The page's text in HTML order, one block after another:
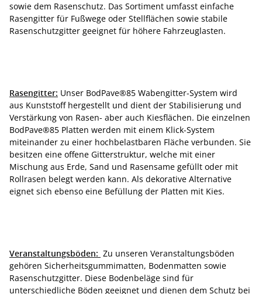
sowie dem Rasenschutz. Das Sortiment umfasst einfache
Rasengitter für Fußwege oder Stellflächen sowie stabile
Rasenschutzgitter geeignet für höhere Fahrzeuglasten.
Rasengitter: Unser BodPave®85 Wabengitter-System wird
aus Kunststoff hergestellt und dient der Stabilisierung und
Verstärkung von Rasen- aber auch Kiesflächen. Die einzelnen
BodPave®85 Platten werden mit einem Klick-System
miteinander zu einer hochbelastbaren Fläche verbunden. Sie
besitzen eine offene Gitterstruktur, welche mit einer
Mischung aus Erde, Sand und Rasensame gefüllt oder mit
Rollrasen belegt werden kann. Als dekorative Alternative
eignet sich ebenso eine Befüllung der Platten mit Kies.
Veranstaltungsböden: Zu unseren Veranstaltungsböden
gehören Sicherheitsgummimatten, Bodenmatten sowie
Rasenschutzgitter. Diese Bodenbeläge sind für
unterschiedliche Böden geeignet und dienen dem Schutz bei